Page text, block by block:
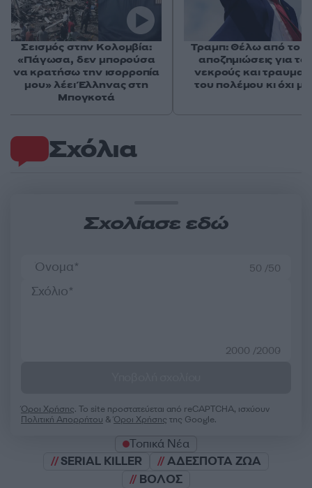
Σχόλια
Σχολίασε εδώ
50 /50
2000 /2000
Όροι Χρήσης. Το site προστατεύεται από reCAPTCHA, ισχύουν
Πολιτική Απορρήτου &Όροι Χρήσης της Google.
Τοπικά Νέα
SERIAL KILLER
ΑΔΕΣΠΟΤΑ ΖΩΑ
ΒΟΛΟΣ
Σεισμός στην Κολομβία:
«Πάγωσα, δεν μπορούσα
να κρατήσω την ισορροπία
μου» λέει Έλληνας στη
Μπογκοτά
Τραμπ: Θέλω από το
αποζημιώσεις για
νεκρούς και
του πολέμου κι όχι